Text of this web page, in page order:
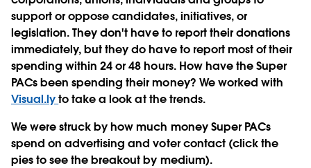
support or oppose candidates, initiatives, or
legislation. They don't have to report their donations
immediately, but they do have to report most of their
spending within 24 or 48 hours. How have the Super
PACs been spending their money? We worked with
Visual.lyto take a look at the trends.
We were struck by how much money Super PACs
spend on advertising and voter contact (click the
pies to see the breakout by medium).